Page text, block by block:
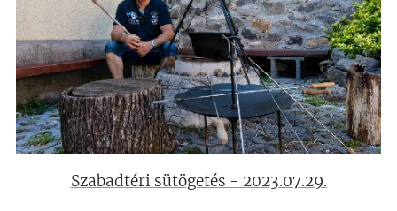
Szabadtéri sütögetés - 2023.07.29.